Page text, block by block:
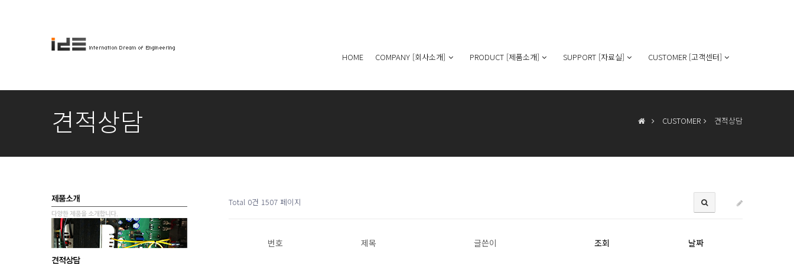
HOME COMPANY [회사소개] PRODUCT [제품소개] SUPPORT [자료실] CUSTOMER [고객센터]
견적상담 CUSTOMER 견적상담
Total 0건 1507 페이지
번호 제목 글쓴이 조회 날짜